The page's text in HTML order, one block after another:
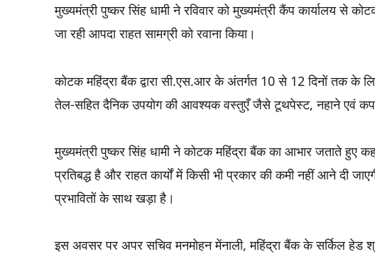
मुख्यमंत्री पुष्कर सिंह धामी ने रविवार को मुख्यमंत्री कैंप कार्यालय से
जा रही आपदा राहत सामग्री को रवाना किया।
कोटक महिंद्रा बैंक द्वारा सी.एस.आर के अंतर्गत 10 से 12 दिनों तक के
तेल-सहित दैनिक उपयोग की आवश्यक वस्तुएँ जैसे टूथपेस्ट, नहाने एवं
मुख्यमंत्री पुष्कर सिंह धामी ने कोटक महिंद्रा बैंक का आभार जताते हुए
प्रतिबद्ध है और राहत कार्यों में किसी भी प्रकार की कमी नहीं आने दी
प्रभावितों के साथ खड़ा है।
इस अवसर पर अपर सचिव मनमोहन मेंनाली, महिंद्रा बैंक के सर्किल